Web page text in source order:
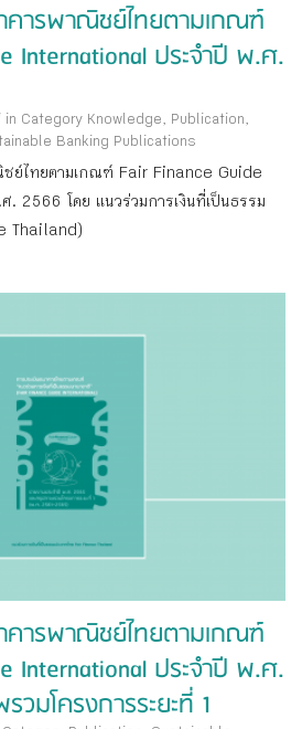
คารพาณิชย์ไทยตามเกณฑ์
International ประจำปี พ.ศ.
in Category Knowledge, Publication,
Banking Publications
ชย์ไทยตามเกณฑ์ Fair Finance Guide
2566 โดย แนวร่วมการเงินที่เป็นธรรม
Thailand)
คารพาณิชย์ไทยตามเกณฑ์
International ประจำปี พ.ศ.
มโครงการระยะที่ 1